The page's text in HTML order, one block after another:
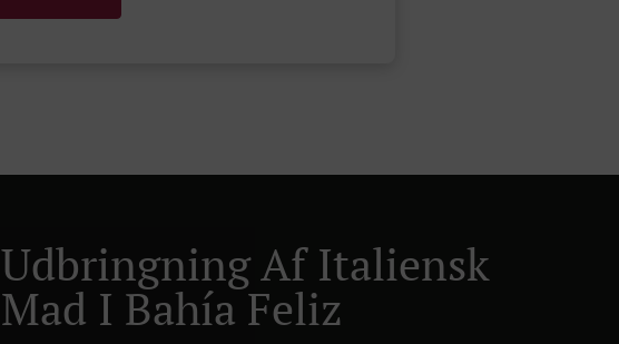
Udbringning Af Italiensk
Mad I Bahía Feliz